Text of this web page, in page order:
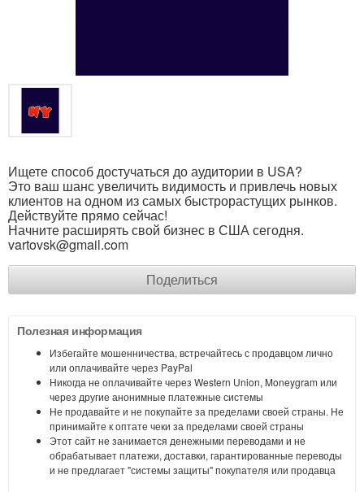
Ищете способ достучаться до аудитории в USA?
Это ваш шанс увеличить видимость и привлечь новых
клиентов на одном из самых быстрорастущих рынков.
Действуйте прямо сейчас!
Начните расширять свой бизнес в США сегодня.
vartovsk@gmail.com
Поделиться
Полезная информация
Избегайте мошенничества, встречайтесь с продавцом лично
или оплачивайте через PayPal
Никогда не оплачивайте через Western Union, Moneygram или
через другие анонимные платежные системы
Не продавайте и не покупайте за пределами своей страны. Не
принимайте к оптате чеки за пределами своей страны
Этот сайт не занимается денежными переводами и не
обрабатывает платежи, доставки, гарантированные переводы
и не предлагает "системы защиты" покупателя или продавца